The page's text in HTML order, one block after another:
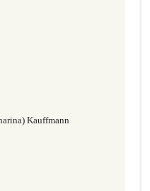
Kauffmann